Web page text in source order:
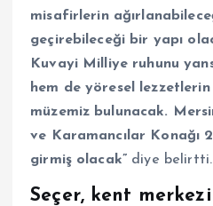
misafirlerin
geçirebileceği bir yapı
Kuvayi Milliye ruhunu
hem de yöresel
müzemiz bulunacak.
ve Karamancılar Konağı
girmiş olacak” diye belirtti.
Seçer, kent